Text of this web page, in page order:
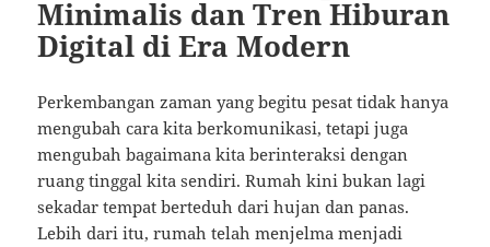
Minimalis dan Tren Hiburan
Digital di Era Modern
Perkembangan zaman yang begitu pesat tidak hanya
mengubah cara kita berkomunikasi, tetapi juga
mengubah bagaimana kita berinteraksi dengan
ruang tinggal kita sendiri. Rumah kini bukan lagi
sekadar tempat berteduh dari hujan dan panas.
Lebih dari itu, rumah telah menjelma menjadi